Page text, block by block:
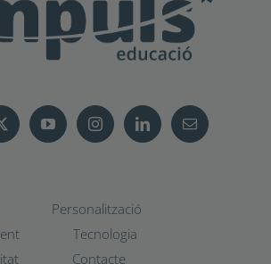
Personalització
Tecnologia
Contacte